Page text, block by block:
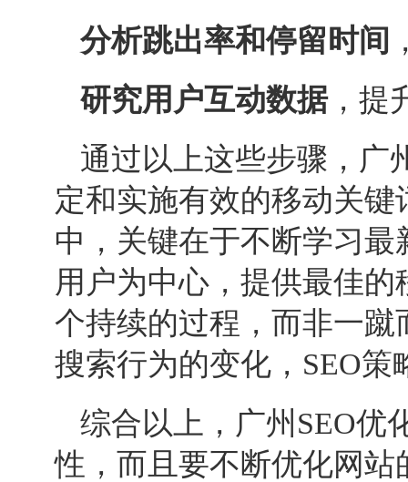
分析跳出率和停留时间
研究用户互动数据，提
通过以上这些步骤，广
定和实施有效的移动关
中，关键在于不断学习
用户为中心，提供最佳
个持续的过程，而非一
搜索行为的变化， SEO策
综合以上，广州 SEO优
性，而且要不断优化网